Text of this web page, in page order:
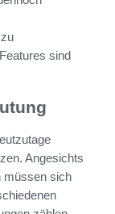
sind
Angesichts
müssen sich